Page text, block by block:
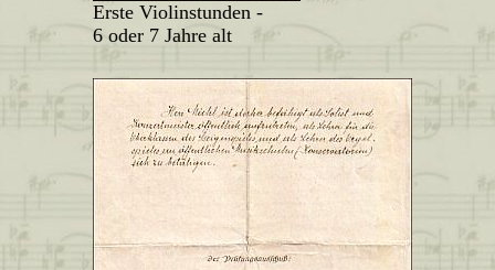
Erste Violinstunden -
6 oder 7 Jahre alt